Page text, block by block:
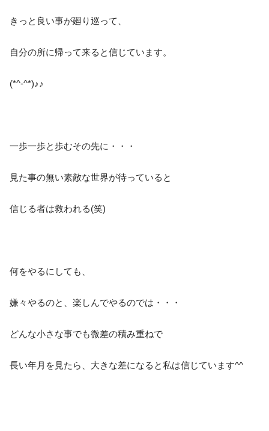
きっと良い事が廻り巡って、
自分の所に帰って来ると信じています。
(*^-^*)♪♪
一歩一歩と歩むその先に・・・
見た事の無い素敵な世界が待っていると
信じる者は救われる(笑)
何をやるにしても、
嫌々やるのと、楽しんでやるのでは・・・
どんな小さな事でも微差の積み重ねで
長い年月を見たら、大きな差になると私は信じています^^